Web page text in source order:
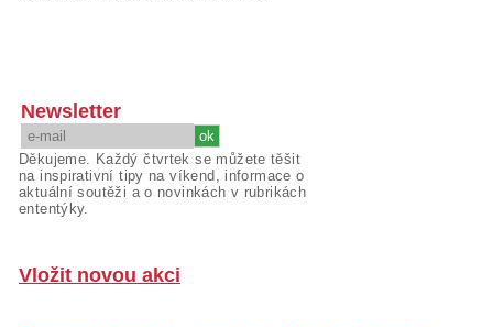
Newsletter
Děkujeme. Každý čtvrtek se můžete těšit
na inspirativní tipy na víkend, informace o
aktuální soutěži a o novinkách v rubrikách
ententýky.
Vložit novou akci